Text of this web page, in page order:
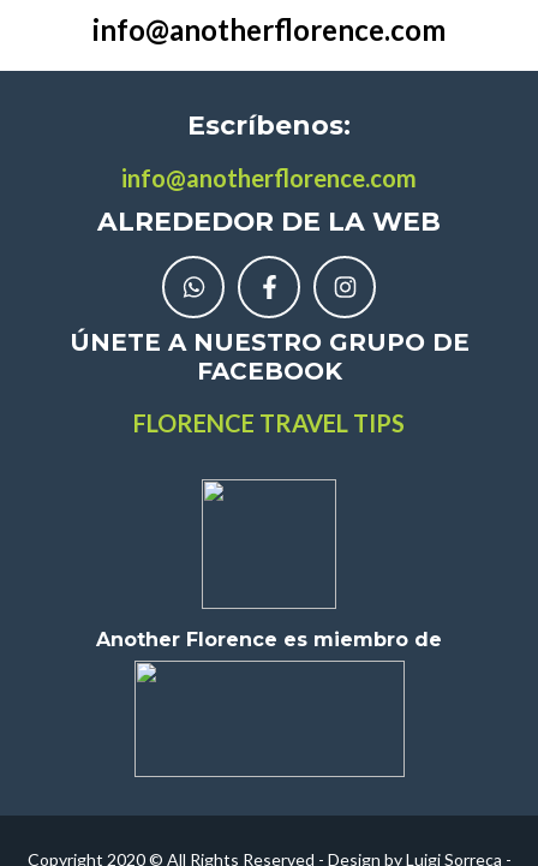
info@anotherflorence.com
Escríbenos:
info@anotherflorence.com
ALREDEDOR DE LA WEB
ÚNETE A NUESTRO GRUPO DE
FACEBOOK
FLORENCE TRAVEL TIPS
Another Florence es miembro de
Copyright 2020 © All Rights Reserved - Design by Luigi Sorreca -